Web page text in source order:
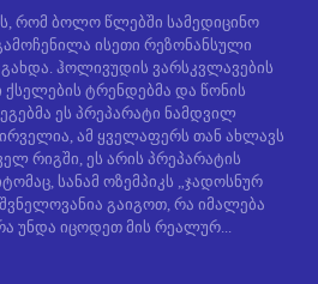
რომ ბოლო წლებში სამედიცინო
ისეთი რეზონანსული
ჰოლივუდის ვარსკვლავების
ტრენდებმა და წონის
ეს პრეპარატი ნამდვილ
ამ ყველაფერს თან ახლავს
რიგში, ეს არის პრეპარატის
სანამ ოზემპიკს „ჯადოსნურ
გაიგოთ, რა იმალება
უნდა იცოდეთ მის რეალურ...